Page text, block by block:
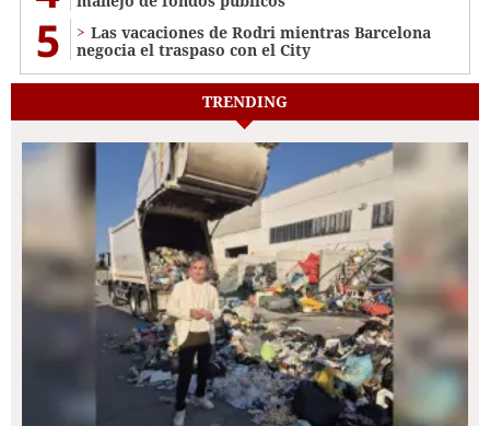
5
Las vacaciones de Rodri mientras Barcelona
negocia el traspaso con el City
TRENDING